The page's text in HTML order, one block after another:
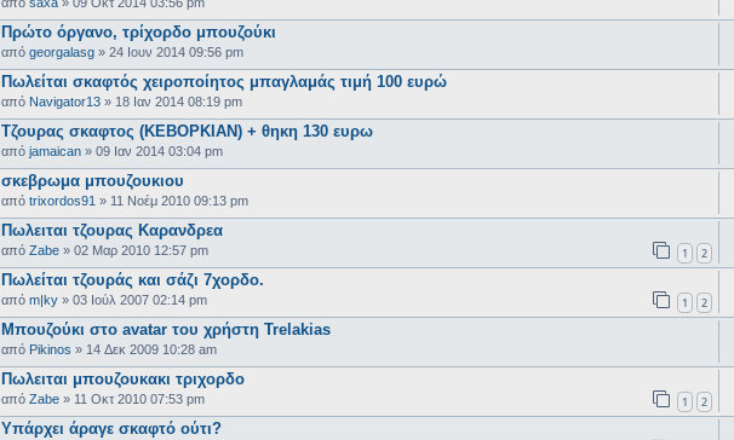
Πρώτο όργανο, τρίχορδο μπουζούκι
από georgalasg » 24 Ιουν 2014 09:56 pm
Πωλείται σκαφτός χειροποίητος μπαγλαμάς τιμή 100 ευρώ
από Navigator13 » 18 Ιαν 2014 08:19 pm
Τζουρας σκαφτος (ΚΕΒΟΡΚΙΑΝ) + θηκη 130 ευρω
από jamaican » 09 Ιαν 2014 03:04 pm
σκεβρωμα μπουζουκιου
από trixordos91 » 11 Νοέμ 2010 09:13 pm
Πωλειται τζουρας Καρανδρεα
από Zabe » 02 Μαρ 2010 12:57 pm 1 2
Πωλείται τζουράς και σάζι 7χορδο.
από m|ky » 03 Ιούλ 2007 02:14 pm 1 2
Μπουζούκι στο avatar του χρήστη Trelakias
από Pikinos » 14 Δεκ 2009 10:28 am
Πωλειται μπουζουκακι τριχορδο
από Zabe » 11 Οκτ 2010 07:53 pm 1 2
Υπάρχει άραγε σκαφτό ούτι?